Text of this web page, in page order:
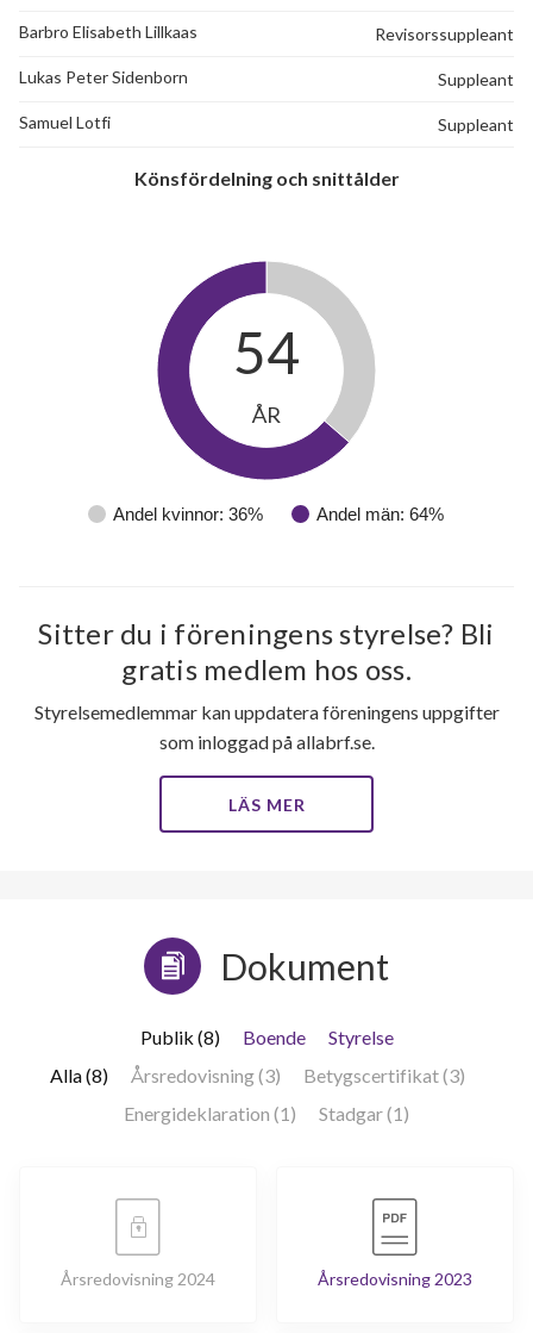
Barbro Elisabeth Lillkaas Revisorssuppleant
Lukas Peter Sidenborn Suppleant
Samuel Lotfi Suppleant
Könsfördelning och snittålder
Andel kvinnor: 36% Andel män: 64%
54
ÅR
Sitter du i föreningens styrelse? Bli
gratis medlem hos oss.
Styrelsemedlemmar kan uppdatera föreningens uppgifter
som inloggad på allabrf.se.
LÄS MER
Dokument
Publik (8) Boende
Styrelse
Alla (8)
Årsredovisning (3)
Betygscertifikat (3)
Energideklaration (1)
Stadgar (1)
Årsredovisning 2024 Årsredovisning 2023